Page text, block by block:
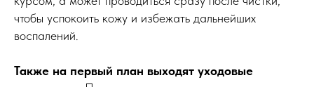
чтобы успокоить кожу и избежать дальнейших
воспалений.
Также на первый план выходят уходовые